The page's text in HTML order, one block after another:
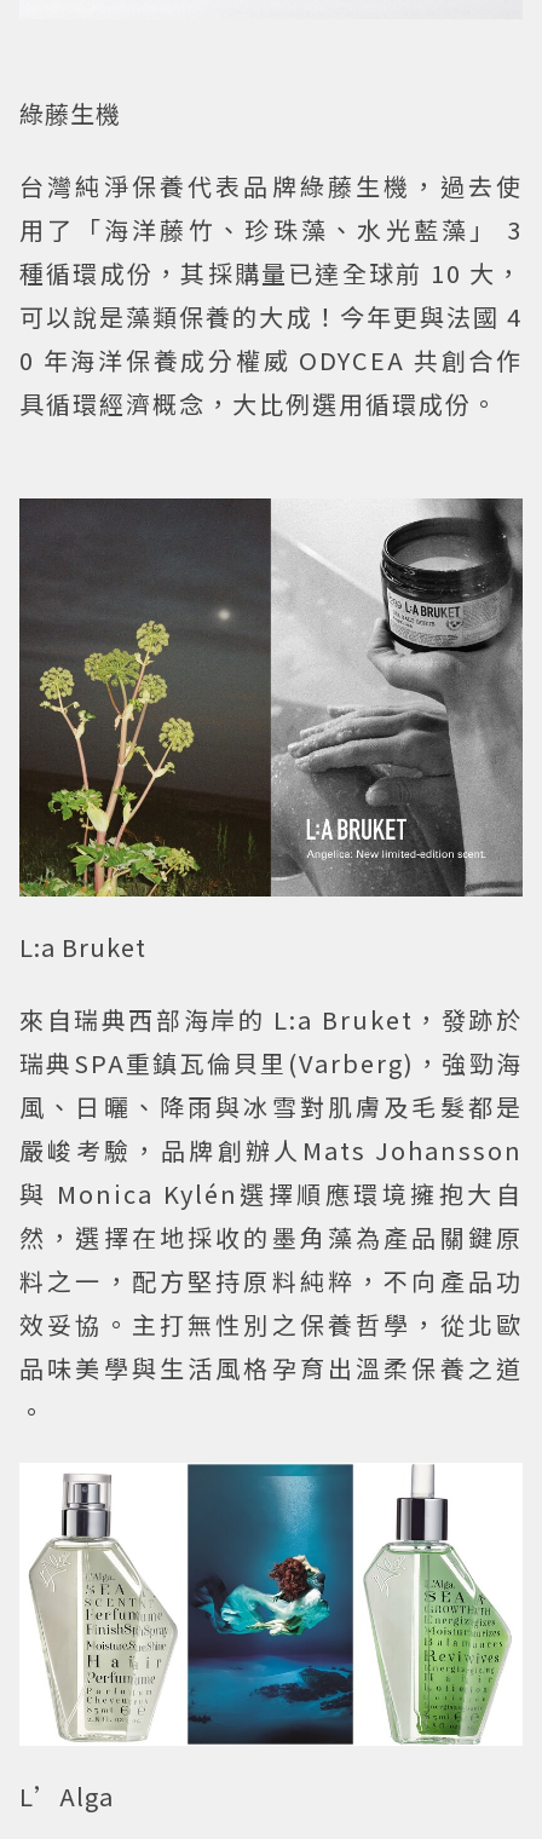
綠藤生機
台灣純淨保養代表品牌綠藤生機，過去使
用了「海洋藤竹、珍珠藻、水光藍藻」 3
種循環成份，其採購量已達全球前 10 大，
可以說是藻類保養的大成！今年更與法國 4
0 年海洋保養成分權威 ODYCEA 共創合作
具循環經濟概念，大比例選用循環成份。
L:a Bruket
來自瑞典西部海岸的 L:a Bruket，發跡於
瑞典SPA重鎮瓦倫貝里(Varberg)，強勁海
風、日曬、降雨與冰雪對肌膚及毛髮都是
嚴峻考驗，品牌創辦人Mats Johansson
與 Monica Kylén選擇順應環境擁抱大自
然，選擇在地採收的墨角藻為產品關鍵原
料之一，配方堅持原料純粹，不向產品功
效妥協。主打無性別之保養哲學，從北歐
品味美學與生活風格孕育出溫柔保養之道
。
L’Alga